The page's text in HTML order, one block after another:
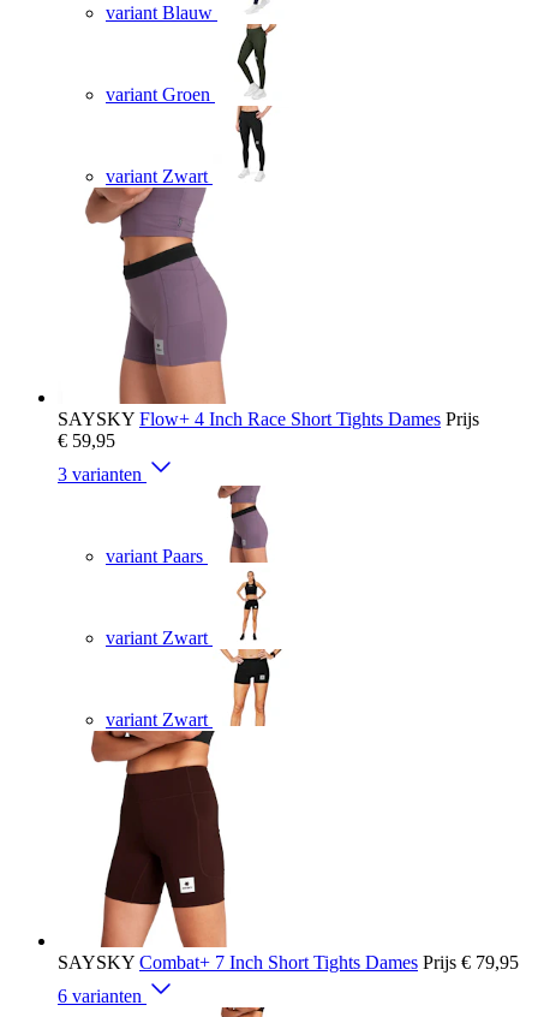
variant Blauw
variant Groen
variant Zwart
SAYSKY Flow+ 4 Inch Race Short Tights Dames Prijs
€ 59,95
3 varianten
variant Paars
variant Zwart
variant Zwart
SAYSKY Combat+ 7 Inch Short Tights Dames Prijs € 79,95
6 varianten